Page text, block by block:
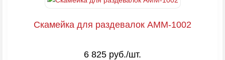
Скамейка для раздевалок AMM-1002
6 825 руб./шт.